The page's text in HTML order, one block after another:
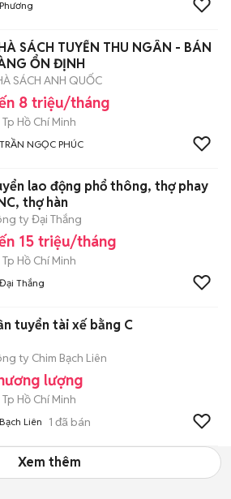
Phương
SÁCH TUYỂN THU NGÂN - BÁN
ỔN ĐỊNH
SÁCH ANH QUỐC
8 triệu/tháng
Tp Hồ Chí Minh
TRẦN NGỌC PHÚC
lao động phổ thông, thợ phay
thợ hàn
ty Đại Thắng
15 triệu/tháng
Tp Hồ Chí Minh
Đại Thắng
tuyển tài xế bằng C
ty Chim Bạch Liên
lượng
Tp Hồ Chí Minh
Bạch Liên 1 đã bán
Xem thêm